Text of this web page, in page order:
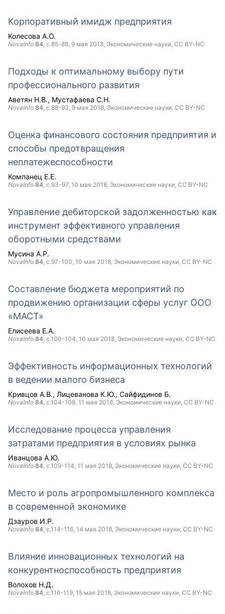
Корпоративный имидж предприятия
Колесова А.О.
NovaInfo 84, с.85-88, 9 мая 2018, Экономические науки, CC BY-NC
Подходы к оптимальному выбору пути
профессионального развития
Аветян Н.В. Мустафаева С.Н.
NovaInfo 84, с.88-93, 9 мая 2018, Экономические науки, CC BY-NC
Оценка финансового состояния предприятия и
способы предотвращения
неплатежеспособности
Компанец Е.Е.
NovaInfo 84, с.93-97, 10 мая 2018, Экономические науки, CC BY-NC
Управление дебиторской задолженностью как
инструмент эффективного управления
оборотными средствами
Мусина А.Р.
NovaInfo 84, с.97-100, 10 мая 2018, Экономические науки, CC BY-NC
Составление бюджета мероприятий по
продвижению организации сферы услуг ООО
«МАСТ»
Елисеева Е.А.
NovaInfo 84, с.100-104, 10 мая 2018, Экономические науки, CC BY-NC
Эффективность информационных технологий
в ведении малого бизнеса
Кривцов А.В. Лицеванова К.Ю. Сайфидинов Б.
NovaInfo 84, с.104-109, 11 мая 2018, Экономические науки, CC BY-NC
Исследование процесса управления
затратами предприятия в условиях рынка
Иванцова А.Ю.
NovaInfo 84, с.109-114, 11 мая 2018, Экономические науки, CC BY-NC
Место и роль агропромышленного комплекса
в современной экономике
Дзауров И.Р.
NovaInfo 84, с.114-116, 14 мая 2018, Экономические науки, CC BY-NC
Влияние инновационных технологий на
конкурентноспособность предприятия
Волохов Н.Д.
NovaInfo 84, с.116-119, 15 мая 2018, Экономические науки, CC BY-NC